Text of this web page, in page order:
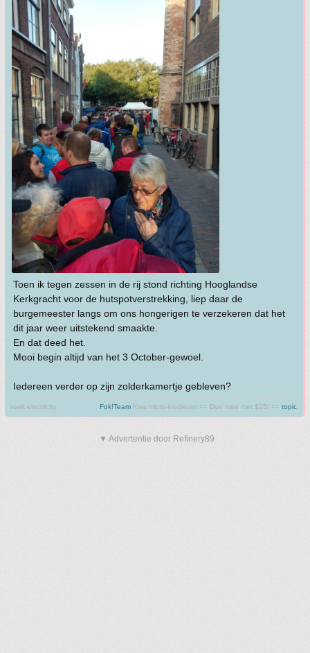
Toen ik tegen zessen in de rij stond richting Hooglandse
Kerkgracht voor de hutspotverstrekking, liep daar de
burgemeester langs om ons hongerigen te verzekeren dat het
dit jaar weer uitstekend smaakte.
En dat deed het.
Mooi begin altijd van het 3 October-gewoel.
Iedereen verder op zijn zolderkamertje gebleven?
seek electricity Fok!Team Kiva micro-kredieten == Doe mee met $25! == topic
▼ Advertentie door Refinery89